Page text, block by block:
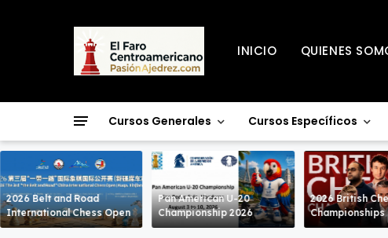
INICIO QUIENES
Cursos Generales Cursos Específicos
2026 Belt and Road
International Chess Open
Pan American U-20
Championship 2026
2026 British
Championships